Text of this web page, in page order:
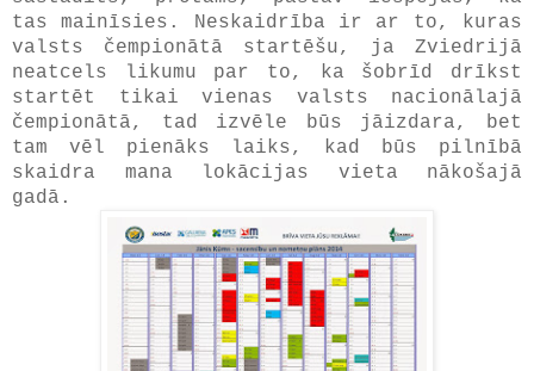
tas mainīsies. Neskaidrība ir ar to, kuras
valsts čempionātā startēšu, ja Zviedrijā
neatcels likumu par to, ka šobrīd drīkst
startēt tikai vienas valsts nacionālajā
čempionātā, tad izvēle būs jāizdara, bet
tam vēl pienāks laiks, kad būs pilnībā
skaidra mana lokācijas vieta nākošajā
gadā.